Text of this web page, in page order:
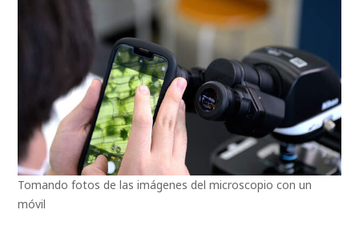
Tomando fotos de las imágenes del microscopio con un
móvil